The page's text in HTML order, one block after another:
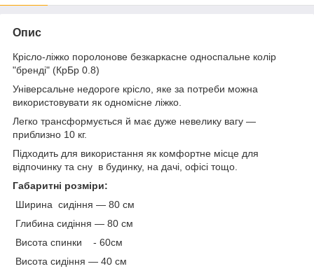
Опис
Крісло-ліжко поролонове безкаркасне односпальне колір
"бренді" (КрБр 0.8)
Універсальне недороге крісло, яке за потреби можна
використовувати як одномісне ліжко.
Легко трансформується й має дуже невелику вагу —
приблизно 10 кг.
Підходить для використання як комфортне місце для
відпочинку та сну в будинку, на дачі, офісі тощо.
Габаритні розміри:
Ширина сидіння — 80 см
Глибина сидіння — 80 см
Висота спинки - 60см
Висота сидіння — 40 см